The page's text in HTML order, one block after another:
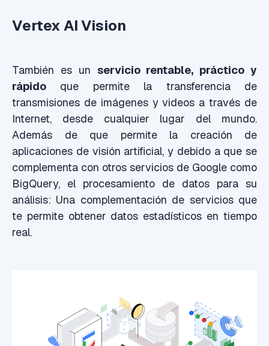
Vertex AI Vision
También es un servicio rentable, práctico y
rápido que permite la transferencia de
transmisiones de imágenes y videos a través de
Internet, desde cualquier lugar del mundo.
Además de que permite la creación de
aplicaciones de visión artificial, y debido a que se
complementa con otros servicios de Google como
BigQuery, el procesamiento de datos para su
análisis: Una complementación de servicios que
te permite obtener datos estadísticos en tiempo
real.